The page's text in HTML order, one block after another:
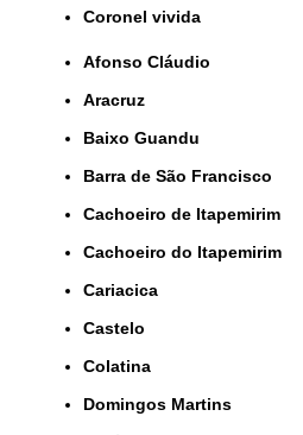
coronel vivida
Afonso Cláudio
Aracruz
Baixo Guandu
Barra de São Francisco
Cachoeiro de Itapemirim
Cachoeiro do Itapemirim
Cariacica
Castelo
Colatina
Domingos Martins